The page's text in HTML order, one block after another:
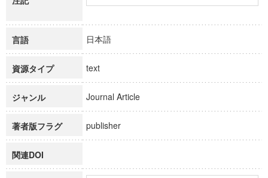
言語 日本語
資源タイプ text
ジャンル Journal Article
著者版フラグ publisher
関連DOI